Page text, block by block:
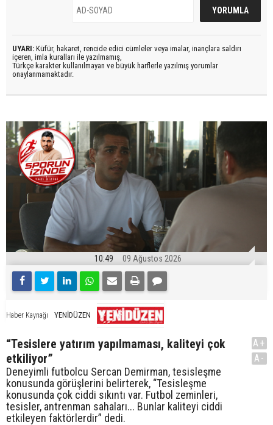
UYARI: Küfür, hakaret, rencide edici cümleler veya imalar, inançlara saldırı
içeren, imla kuralları ile yazılmamış,
Türkçe karakter kullanılmayan ve büyük harflerle yazılmış yorumlar
onaylanmamaktadır.
10:49 09 Ağustos 2026
Haber Kaynağı YENİDÜZEN
“Tesislere yatırım yapılmaması, kaliteyi çok
etkiliyor”
Deneyimli futbolcu Sercan Demirman, tesisleşme
konusunda görüşlerini belirterek, “Tesisleşme
konusunda çok ciddi sıkıntı var. Futbol zeminleri,
tesisler, antrenman sahaları... Bunlar kaliteyi ciddi
etkileyen faktörlerdir” dedi.
A+
A-